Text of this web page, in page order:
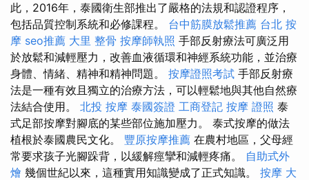
此，2016年，泰國衛生部推出了嚴格的法規和認證程序，
包括品質控制系統和必修課程。 台中筋膜放鬆推薦 台北 按
摩 seo推薦 大里 整骨 按摩師執照 手部反射療法可廣泛用
於放鬆和減輕壓力，改善血液循環和神經系統功能，並治療
身體、情緒、精神和精神問題。 按摩證照考試 手部反射療
法是一種有效且獨立的治療方法，可以輕鬆地與其他自然療
法結合使用。 北投 按摩 泰國簽證 工商登記 按摩 證照 泰
式足部按摩對腳底的某些部位施加壓力。 泰式按摩的做法
植根於泰國農民文化。 豐原按摩推薦 在農村地區，父母經
常要求孩子光腳跺背，以緩解痙攣和減輕疼痛。 自助式外
燴 幾個世紀以來，這種實用知識變成了正式知識。 按摩 大